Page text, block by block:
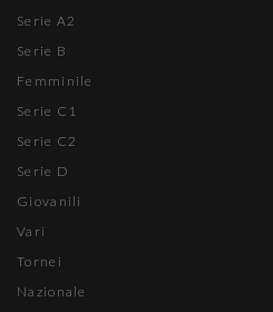
Serie A2
Serie B
Femminile
Serie C1
Serie C2
Serie D
Giovanili
Vari
Tornei
Nazionale